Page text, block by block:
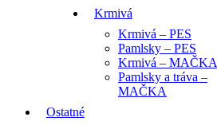
Krmivá
Krmivá – PES
Pamlsky – PES
Krmivá – MAČKA
Pamlsky a tráva –
MAČKA
Ostatné